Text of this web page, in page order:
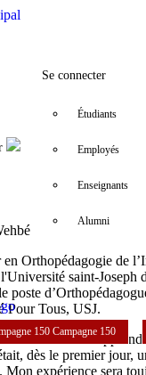
Twitter
Se connecter
Étudiants
Employés
Enseignants
Alumni
150 Campagne 150
Orthopédagogie de
saint-Joseph
poste
Pour Tous, USJ.
ne
dès le premier jour,
Mon expérience sera